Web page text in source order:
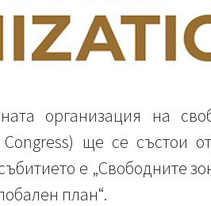
организация на
ще се състои
е „Свободните
план“.